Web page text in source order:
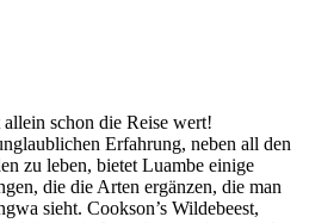
schon die Reise wert!
Erfahrung, neben all den
zu leben, bietet Luambe einige
die die Arten ergänzen, die man
sieht. Cookson’s Wildebeest,